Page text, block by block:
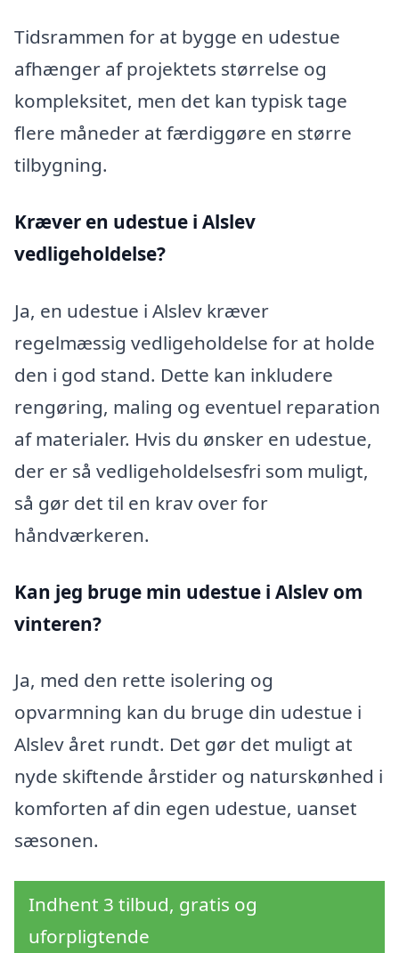
Tidsrammen for at bygge en udestue
afhænger af projektets størrelse og
kompleksitet, men det kan typisk tage
flere måneder at færdiggøre en større
tilbygning.
Kræver en udestue i Alslev
vedligeholdelse?
Ja, en udestue i Alslev kræver
regelmæssig vedligeholdelse for at holde
den i god stand. Dette kan inkludere
rengøring, maling og eventuel reparation
af materialer. Hvis du ønsker en udestue,
der er så vedligeholdelsesfri som muligt,
så gør det til en krav over for
håndværkeren.
Kan jeg bruge min udestue i Alslev om
vinteren?
Ja, med den rette isolering og
opvarmning kan du bruge din udestue i
Alslev året rundt. Det gør det muligt at
nyde skiftende årstider og naturskønhed i
komforten af din egen udestue, uanset
sæsonen.
Indhent 3 tilbud, gratis og
uforpligtende